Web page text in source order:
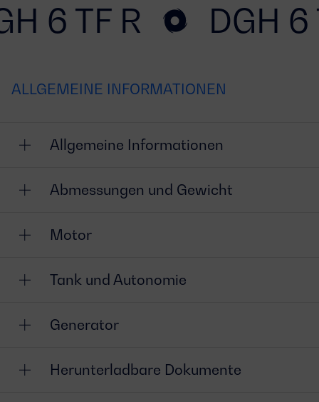
6 TF R DGH 6
ALLGEMEINE INFORMATIONEN
Allgemeine Informationen
Abmessungen und Gewicht
Motor
Tank und Autonomie
Generator
Herunterladbare Dokumente